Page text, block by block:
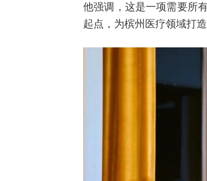
他强调，这是一项需要所
起点，为槟州医疗领域打造